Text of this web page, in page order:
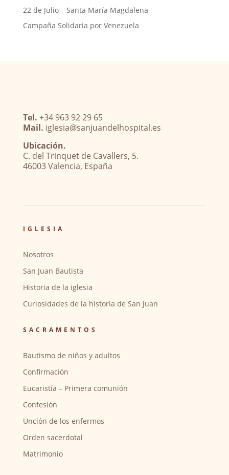
22 de Julio – Santa María Magdalena
Campaña Solidaria por Venezuela
Tel. +34 963 92 29 65
Mail. iglesia@sanjuandelhospital.es
Ubicación.
C. del Trinquet de Cavallers, 5.
46003 Valencia, España
IGLESIA
Nosotros
San Juan Bautista
Historia de la iglesia
Curiosidades de la historia de San Juan
SACRAMENTOS
Bautismo de niños y adultos
Confirmación
Eucaristía – Primera comunión
Confesión
Unción de los enfermos
Orden sacerdotal
Matrimonio